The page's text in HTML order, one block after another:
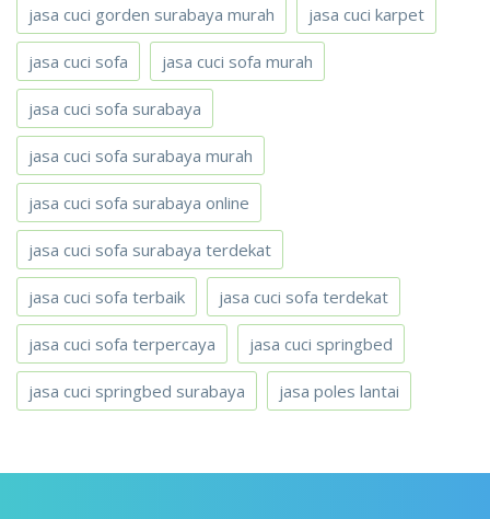
jasa cuci gorden surabaya murah jasa cuci karpet
jasa cuci sofa jasa cuci sofa murah
jasa cuci sofa surabaya
jasa cuci sofa surabaya murah
jasa cuci sofa surabaya online
jasa cuci sofa surabaya terdekat
jasa cuci sofa terbaik jasa cuci sofa terdekat
jasa cuci sofa terpercaya jasa cuci springbed
jasa cuci springbed surabaya jasa poles lantai